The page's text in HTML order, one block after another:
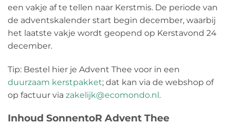
een vakje af te tellen naar Kerstmis. De periode van
de adventskalender start begin december, waarbij
het laatste vakje wordt geopend op Kerstavond 24
december.
Tip: Bestel hier je Advent Thee voor in een
duurzaam kerstpakket; dat kan via de webshop of
op factuur via zakelijk@ecomondo.nl.
Inhoud SonnentoR Advent Thee